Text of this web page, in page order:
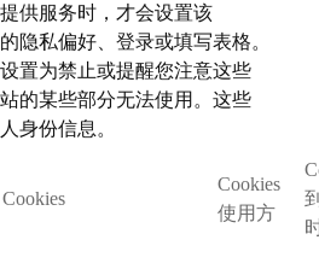
供服务时，才会设置该
隐私偏好、登录或填写表格。
置为禁止或提醒您注意这些
的某些部分无法使用。这些
身份信息。
Cookies
Cookies
使用方